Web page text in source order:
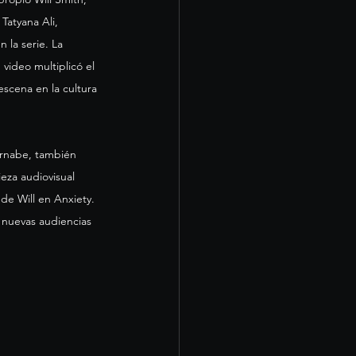
Ali,
la serie. La
multiplicó el
en la cultura
también
audiovisual
Will en Anxiety.
audiencias